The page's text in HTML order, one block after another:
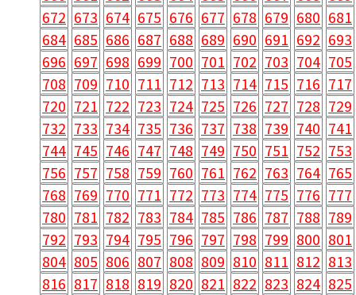
672 673 674 675 676 677 678 679 680 681
684 685 686 687 688 689 690 691 692 693
696 697 698 699 700 701 702 703 704 705
708 709 710 711 712 713 714 715 716 717
720 721 722 723 724 725 726 727 728 729
732 733 734 735 736 737 738 739 740 741
744 745 746 747 748 749 750 751 752 753
756 757 758 759 760 761 762 763 764 765
768 769 770 771 772 773 774 775 776 777
780 781 782 783 784 785 786 787 788 789
792 793 794 795 796 797 798 799 800 801
804 805 806 807 808 809 810 811 812 813
816 817 818 819 820 821 822 823 824 825